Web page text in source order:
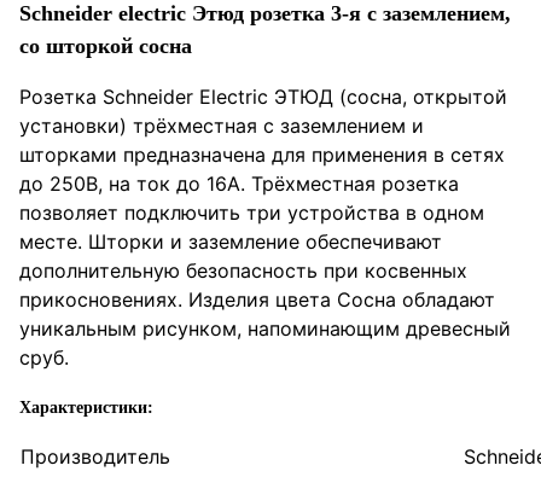
Schneider electric Этюд розетка 3-я с заземлением,
со шторкой сосна
Розетка Schneider Electric ЭТЮД (сосна, открытой
установки) трёхместная с заземлением и
шторками предназначена для применения в сетях
до 250В, на ток до 16А. Трёхместная розетка
позволяет подключить три устройства в одном
месте. Шторки и заземление обеспечивают
дополнительную безопасность при косвенных
прикосновениях. Изделия цвета Сосна обладают
уникальным рисунком, напоминающим древесный
сруб.
Характеристики:
Производитель